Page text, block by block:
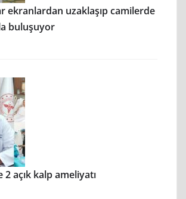
ekranlardan uzaklaşıp camilerde
buluşuyor
2 açık kalp ameliyatı